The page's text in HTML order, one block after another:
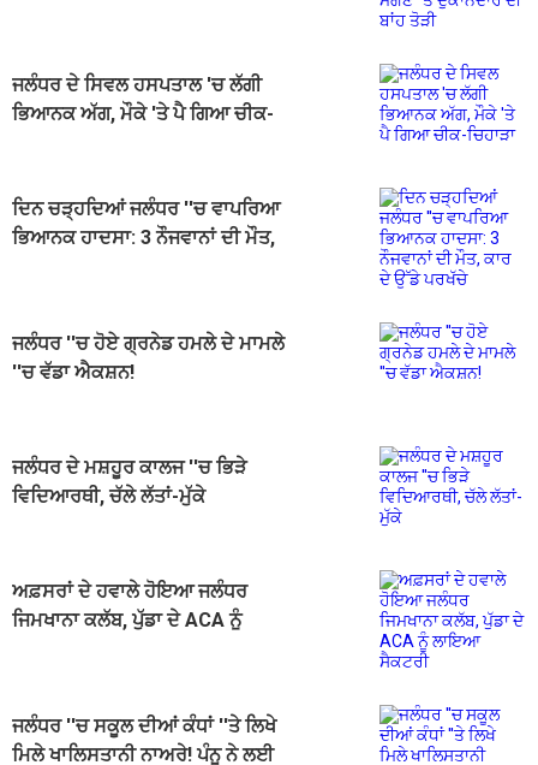
ਜਲੰਧਰ ਦੇ ਸਿਵਲ ਹਸਪਤਾਲ 'ਚ ਲੱਗੀ
ਭਿਆਨਕ ਅੱਗ, ਮੌਕੇ 'ਤੇ ਪੈ ਗਿਆ ਚੀਕ-
ਦਿਨ ਚੜ੍ਹਦਿਆਂ ਜਲੰਧਰ ''ਚ ਵਾਪਰਿਆ
ਭਿਆਨਕ ਹਾਦਸਾ: 3 ਨੌਜਵਾਨਾਂ ਦੀ ਮੌਤ,
ਜਲੰਧਰ ''ਚ ਹੋਏ ਗ੍ਰਨੇਡ ਹਮਲੇ ਦੇ ਮਾਮਲੇ
''ਚ ਵੱਡਾ ਐਕਸ਼ਨ!
ਜਲੰਧਰ ਦੇ ਮਸ਼ਹੂਰ ਕਾਲਜ ''ਚ ਭਿੜੇ
ਵਿਦਿਆਰਥੀ, ਚੱਲੇ ਲੱਤਾਂ-ਮੁੱਕੇ
ਅਫ਼ਸਰਾਂ ਦੇ ਹਵਾਲੇ ਹੋਇਆ ਜਲੰਧਰ
ਜਿਮਖਾਨਾ ਕਲੱਬ, ਪੁੱਡਾ ਦੇ ACA ਨੂੰ
ਜਲੰਧਰ ''ਚ ਸਕੂਲ ਦੀਆਂ ਕੰਧਾਂ ''ਤੇ ਲਿਖੇ
ਮਿਲੇ ਖਾਲਿਸਤਾਨੀ ਨਾਅਰੇ! ਪੰਨੂ ਨੇ ਲਈ